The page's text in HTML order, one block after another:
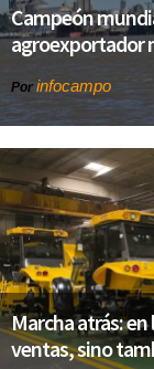
Campeón
agroexportador
Por infocampo
Marcha atrás:
ventas, sino